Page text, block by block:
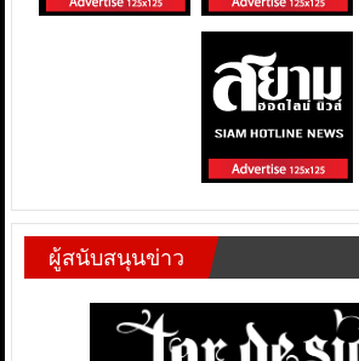
ผู้สนับสนุนข่าว